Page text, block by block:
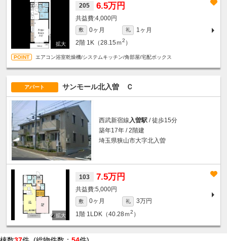
205 6.5万円
4,000円
敷 0ヶ月 礼
1ヶ月
2階 1K（28.15ｍ2 ）
エアコン浴室乾燥機/システムキッチン/角部屋/宅配ボックス
アパート サンモール北入曽 Ｃ
西武新宿線入曽駅 / 徒歩15分
築年17年 / 2階建
埼玉県狭山市大字北入曽
103 7.5万円
5,000円
敷 0ヶ月 礼
3万円
1階 1LDK（40.28ｍ2 ）